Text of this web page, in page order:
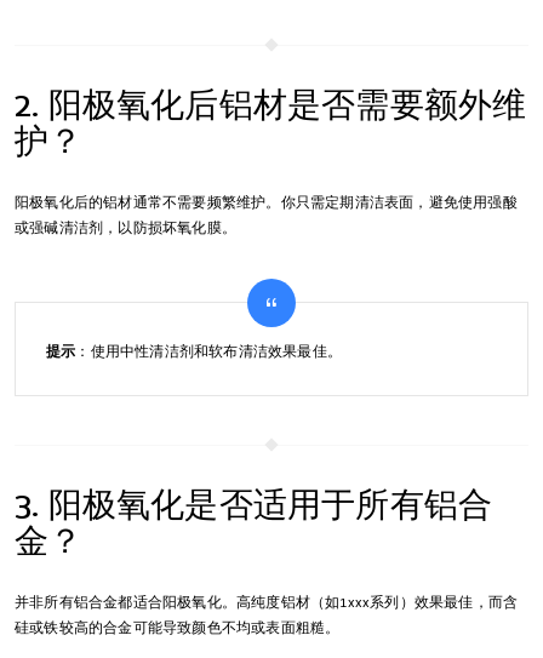
2. 阳极氧化后铝材是否需要额外维
护？
阳极氧化后的铝材通常不需要频繁维护。你只需定期清洁表面，避免使用强酸
或强碱清洁剂，以防损坏氧化膜。
提示 ：使用中性清洁剂和软布清洁效果最佳。
3. 阳极氧化是否适用于所有铝合
金？
并非所有铝合金都适合阳极氧化。高纯度铝材（如1xxx系列）效果最佳，而含
硅或铁较高的合金可能导致颜色不均或表面粗糙。